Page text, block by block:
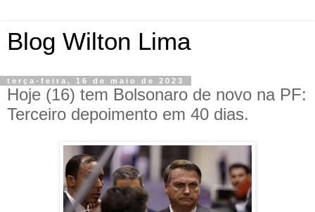
Blog Wilton Lima
terça-feira, 16 de maio de 2023
Hoje (16) tem Bolsonaro de novo na PF:
Terceiro depoimento em 40 dias.